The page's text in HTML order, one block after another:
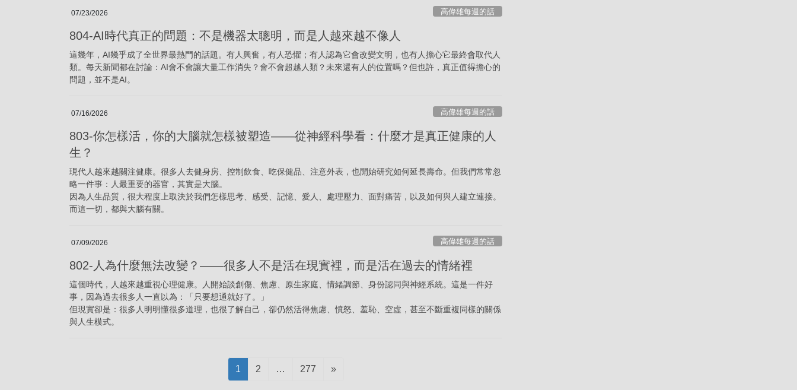
07/23/2026 高偉雄每週的話
804-AI時代真正的問題：不是機器太聰明，而是人越來越不像人
這幾年，AI幾乎成了全世界最熱門的話題。有人興奮，有人恐懼；有人認為它會改變文明，也有人擔心它最終會取代人
類。每天新聞都在討論：AI會不會讓大量工作消失？會不會超越人類？未來還有人的位置嗎？但也許，真正值得擔心的
問題，並不是AI。
07/16/2026 高偉雄每週的話
803-你怎樣活，你的大腦就怎樣被塑造——從神經科學看：什麼才是真正健康的人
生？
現代人越來越關注健康。很多人去健身房、控制飲食、吃保健品、注意外表，也開始研究如何延長壽命。但我們常常忽
略一件事：人最重要的器官，其實是大腦。
因為人生品質，很大程度上取決於我們怎樣思考、感受、記憶、愛人、處理壓力、面對痛苦，以及如何與人建立連接。
而這一切，都與大腦有關。
07/09/2026 高偉雄每週的話
802-人為什麼無法改變？——很多人不是活在現實裡，而是活在過去的情緒裡
這個時代，人越來越重視心理健康。人開始談創傷、焦慮、原生家庭、情緒調節、身份認同與神經系統。這是一件好
事，因為過去很多人一直以為：「只要想通就好了。」
但現實卻是：很多人明明懂很多道理，也很了解自己，卻仍然活得焦慮、憤怒、羞恥、空虛，甚至不斷重複同樣的關係
與人生模式。
Page
1 Page
2 … Page
277 »